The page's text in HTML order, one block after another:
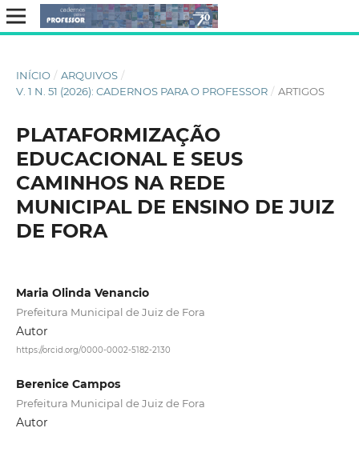
INÍCIO / ARQUIVOS /
V. 1 N. 51 (2026): CADERNOS PARA O PROFESSOR / ARTIGOS
PLATAFORMIZAÇÃO
EDUCACIONAL E SEUS
CAMINHOS NA REDE
MUNICIPAL DE ENSINO DE JUIZ
DE FORA
Maria Olinda Venancio
Prefeitura Municipal de Juiz de Fora
Autor
https://orcid.org/0000-0002-5182-2130
Berenice Campos
Prefeitura Municipal de Juiz de Fora
Autor